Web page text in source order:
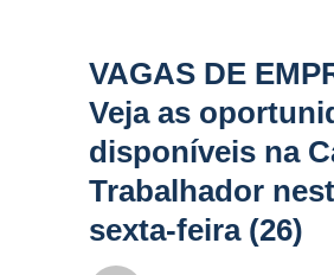
VAGAS DE
Veja as
disponíveis na
Trabalhador
sexta-feira (26)